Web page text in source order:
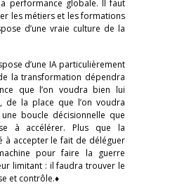
performance globale. Il faut
les métiers et les formations
d’une vraie culture de la
d’une IA particulièrement
la transformation dépendra
que l’on voudra bien lui
de la place que l’on voudra
boucle décisionnelle que
à accélérer. Plus que la
à accepter le fait de déléguer
pour faire la guerre
limitant : il faudra trouver le
et contrôle.♦